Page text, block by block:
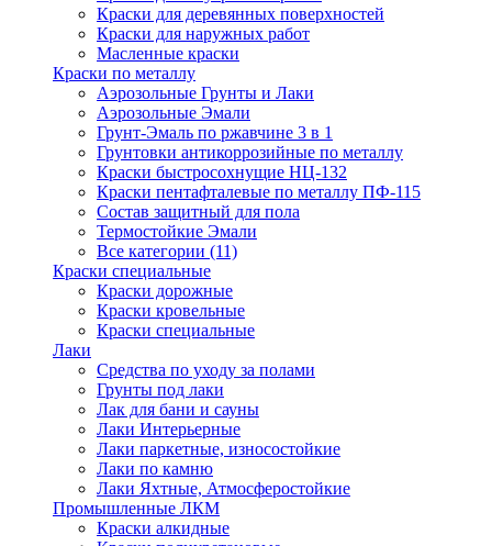
Краски для деревянных поверхностей
Краски для наружных работ
Масленные краски
Краски по металлу
Аэрозольные Грунты и Лаки
Аэрозольные Эмали
Грунт-Эмаль по ржавчине 3 в 1
Грунтовки антикоррозийные по металлу
Краски быстросохнущие НЦ-132
Краски пентафталевые по металлу ПФ-115
Состав защитный для пола
Термостойкие Эмали
Все категории (11)
Краски специальные
Краски дорожные
Краски кровельные
Краски специальные
Лаки
Cредства по уходу за полами
Грунты под лаки
Лак для бани и сауны
Лаки Интерьерные
Лаки паркетные, износостойкие
Лаки по камню
Лаки Яхтные, Атмосферостойкие
Промышленные ЛКМ
Краски алкидные